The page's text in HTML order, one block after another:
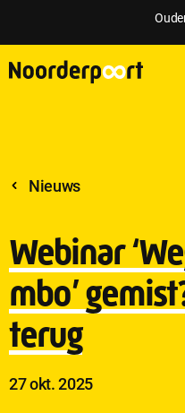
Nieuws
Webinar
mbo’
terug
Publicatie
27 okt. 2025